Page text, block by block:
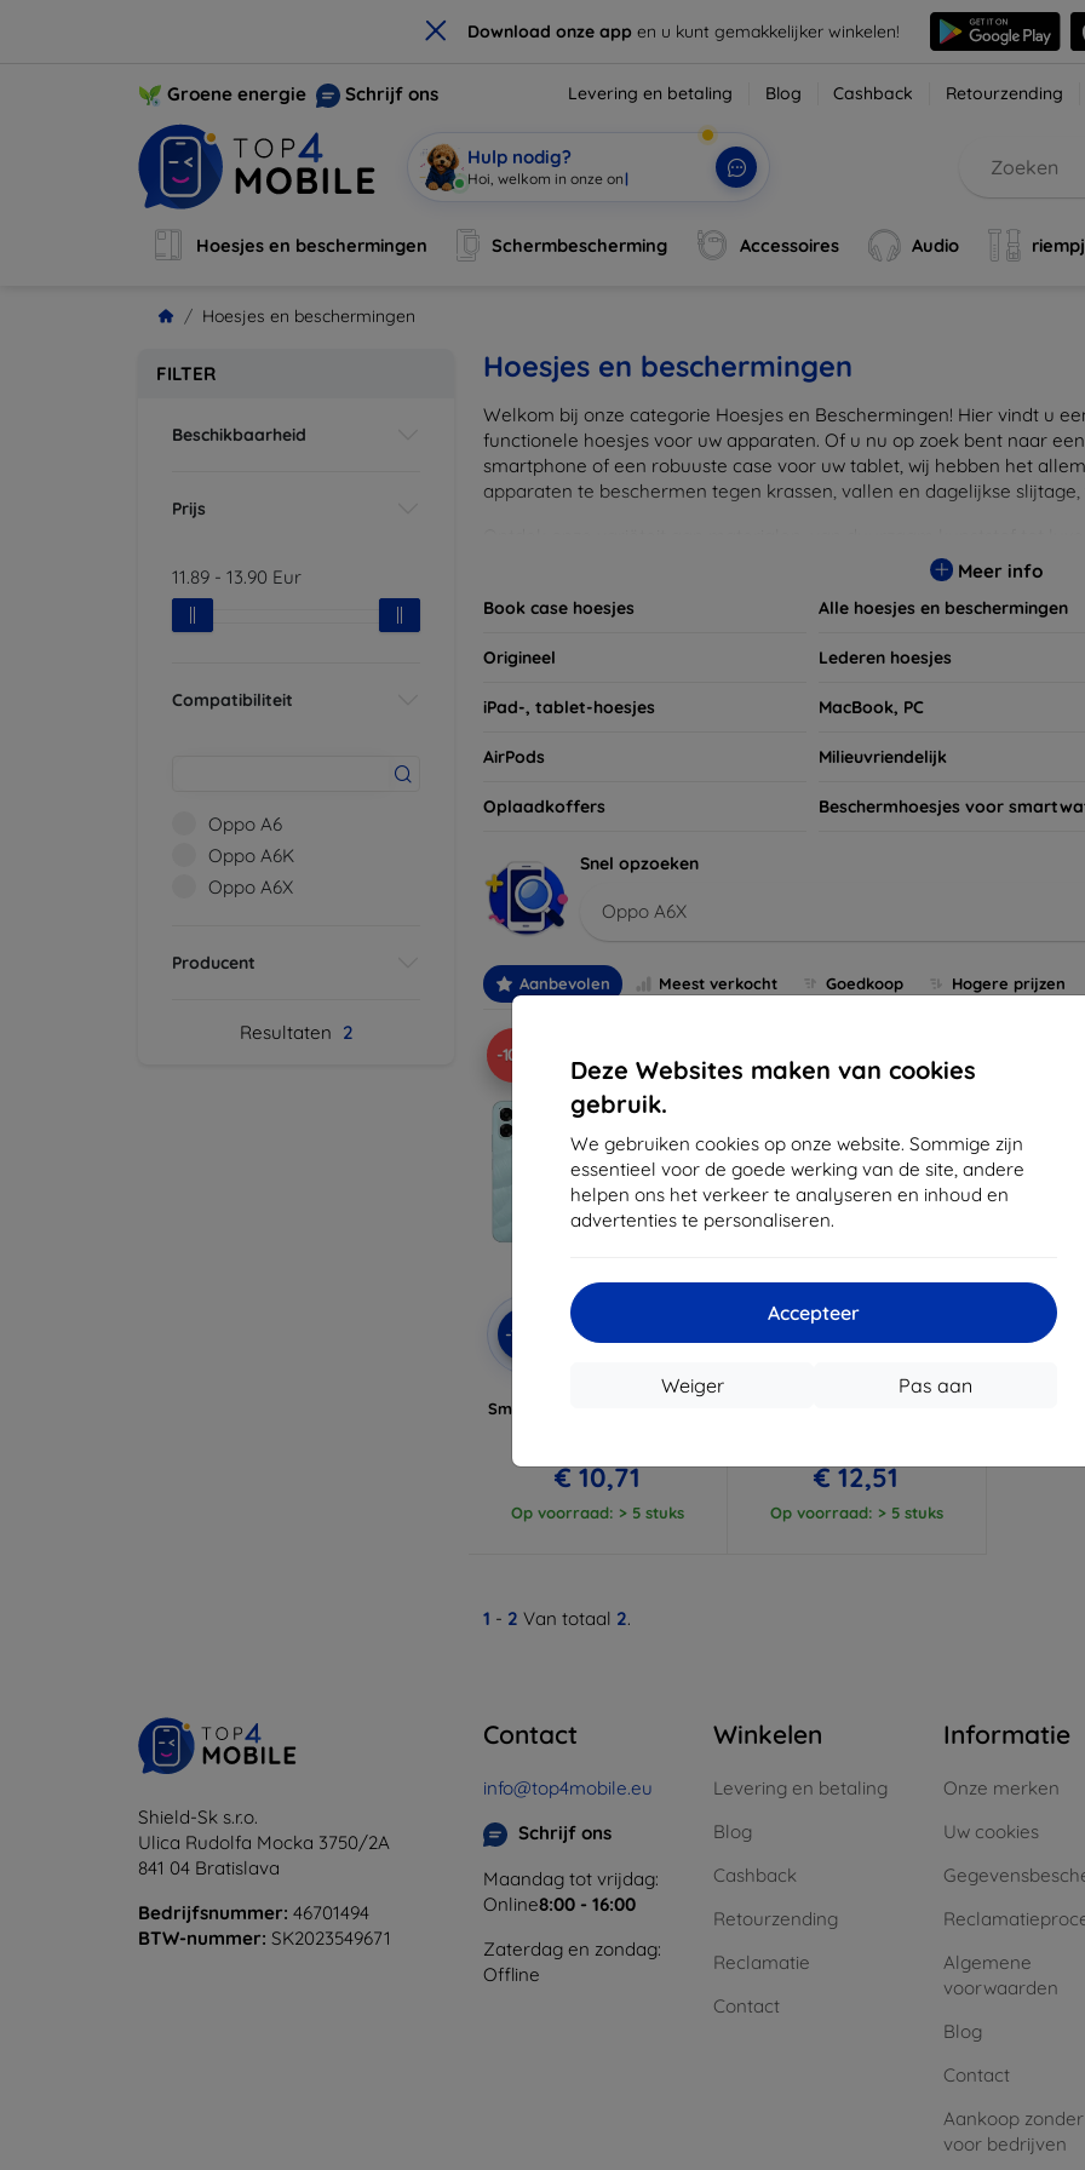
× Download onze app en u kunt gemakkelijker winkelen!
Deze Websites maken van cookies
gebruik.
We gebruiken cookies op onze website. Sommige zijn
essentieel voor de goede werking van de site, andere
helpen ons het verkeer te analyseren en inhoud en
advertenties te personaliseren.
Accepteer
Pas aan
Weiger
Groene energie Schrijf ons Levering en betaling Blog Cashback Retourzending
Hulp nodig?
I|
Hoesjes en beschermingen Schermbescherming Accessoires Audio
Hoesjes en beschermingen
FILTER
Beschikbaarheid
Prijs
11.89 - 13.90 Eur
Compatibiliteit
Oppo A6
Oppo A6K
Oppo A6X
Producent
Resultaten 2
Hoesjes en beschermingen
Welkom bij onze categorie Hoesjes en Beschermingen! Hier vindt u
functionele hoesjes voor uw apparaten. Of u nu op zoek bent naar
smartphone of een robuuste case voor uw tablet, wij hebben het
apparaten te beschermen tegen krassen, vallen en dagelijkse
Vergeet niet om ook naar onze schermbeschermers en andere
van uw apparaten. Shop nu en geef uw apparaat de bescherming die
Meer info
Book case hoesjes Alle hoesjes en beschermingen
Origineel Lederen hoesjes
iPad-, tablet-hoesjes MacBook, PC
AirPods Milieuvriendelijk
Oplaadkoffers Beschermhoesjes voor
Snel opzoeken
Oppo A6X
Aanbevolen Meest verkocht Goedkoop Hogere prijzen
-10%
-10%
Korting
met
Smartphonehoes voor Oppo
€ 10,71
Op voorraad: > 5 stuks
Korting
3mk Armor Case hoesje
€ 12,51
Op voorraad: > 5 stuks
1 - 2 Van totaal 2.
Shield-Sk s.r.o.
Ulica Rudolfa Mocka 3750/2A
841 04 Bratislava
Bedrijfsnummer: 46701494
BTW-nummer: SK2023549671
Contact
info@top4mobile.eu
Schrijf ons
Maandag tot vrijdag:
Online8:00 - 16:00
Zaterdag en zondag:
Offline
Winkelen
Levering en betaling
Blog
Cashback
Retourzending
Reclamatie
Contact
Informatie
Onze merken
Uw cookies
Algemene
voorwaarden
Blog
Contact
Aankoop
voor bedrijven